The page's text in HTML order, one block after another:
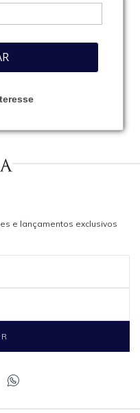
acima.
entre em
do nosso
e lançamentos exclusivos